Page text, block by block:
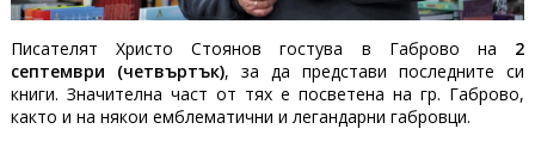
Писателят Христо Стоянов гостува в Габрово на 2
септември (четвъртък), за да представи последните си
книги. Значителна част от тях е посветена на гр. Габрово,
както и на някои емблематични и легандарни габровци.